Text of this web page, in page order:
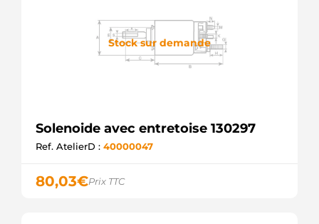
Stock sur demande
Solenoide avec entretoise 130297
Ref. AtelierD : 40000047
80,03€Prix TTC